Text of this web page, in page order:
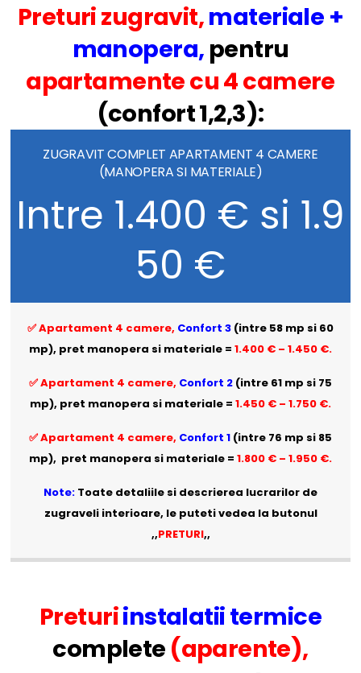
Preturi zugravit,materiale +
manopera, pentru
apartamente cu 4 camere
(confort 1,2,3):
ZUGRAVIT COMPLET APARTAMENT 4 CAMERE
(MANOPERA SI MATERIALE)
Intre 1.400 € si 1.9
50 €
✅ Apartament 4 camere, Confort 3 (intre 58 mp si 60
mp), pret manopera si materiale = 1.400 € – 1.450 €.
✅ Apartament 4 camere, Confort 2 (intre 61 mp si 75
mp), pret manopera si materiale = 1.450 € – 1.750 €.
✅ Apartament 4 camere, Confort 1 (intre 76 mp si 85
mp), pret manopera si materiale = 1.800 € – 1.950 €.
Note: Toate detaliile si descrierea lucrarilor de
zugraveli interioare, le puteti vedea la butonul
,,PRETURI,,
Preturiinstalatii termice
complete (aparente),